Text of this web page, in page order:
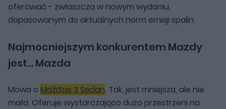
oferować - zwłaszcza w nowym wydaniu,
dopasowanym do aktualnych norm emisji spalin.
Najmocniejszym konkurentem Mazdy
jest... Mazda
Mowa o Maździe 3 Sedan. Tak, jest mniejsza, ale nie
mała. Oferuje wystarczająco dużo przestrzeni na